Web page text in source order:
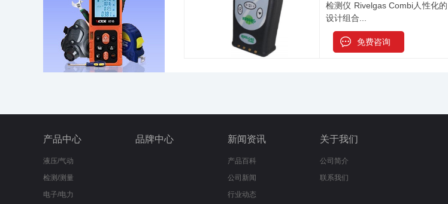
检测仪 Rivelgas Combi人性化的
设计组合...
免费咨询
产品中心
液压/气动
检测/测量
电子/电力
品牌中心 新闻资讯
产品百科
公司新闻
行业动态
关于我们
公司简介
联系我们